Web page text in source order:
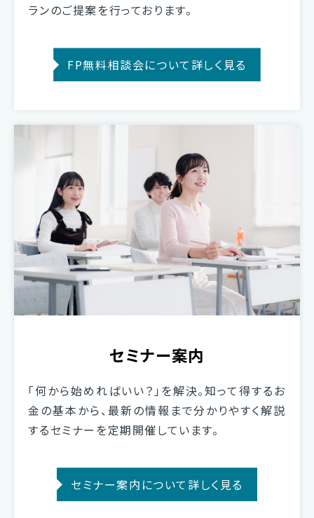
ランのご提案を行っております。
FP無料相談会について詳しく見る
セミナー案内
「何から始めればいい？」を解決。知って得するお
金の基本から、最新の情報まで分かりやすく解説
するセミナーを定期開催しています。
セミナー案内について詳しく見る